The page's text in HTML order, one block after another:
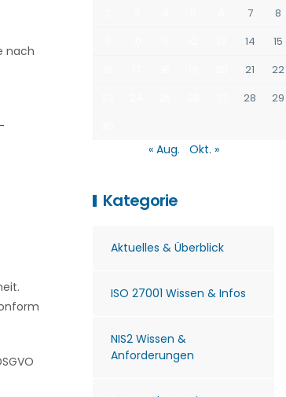
nach
7
8
14
15
21
22
28
29
« Aug. Okt. »
Kategorie
Aktuelles & Überblick
ISO 27001 Wissen & Infos
NIS2 Wissen &
Anforderungen